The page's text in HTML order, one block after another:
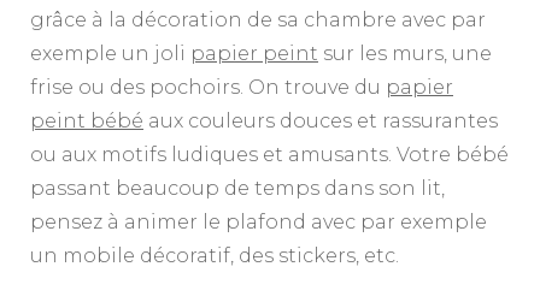
grâce à la décoration de sa chambre avec par
exemple un joli papier peint sur les murs, une
frise ou des pochoirs. On trouve du papier
peint bébé aux couleurs douces et rassurantes
ou aux motifs ludiques et amusants. Votre bébé
passant beaucoup de temps dans son lit,
pensez à animer le plafond avec par exemple
un mobile décoratif, des stickers, etc.